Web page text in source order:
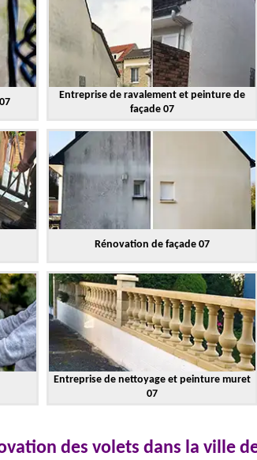
Entreprise de ravalement et peinture de
façade 07
Rénovation de façade 07
Entreprise de nettoyage et peinture muret
07
des volets dans la ville